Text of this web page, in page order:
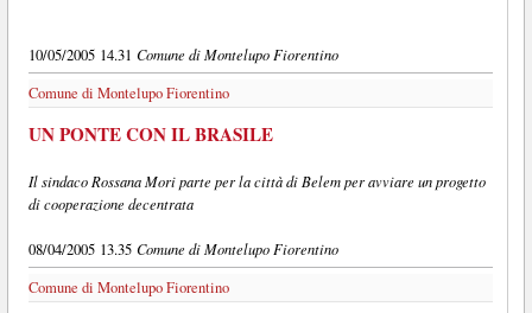
10/05/2005 14.31 Comune di Montelupo Fiorentino
Comune di Montelupo Fiorentino
UN PONTE CON IL BRASILE
Il sindaco Rossana Mori parte per la città di Belem per avviare un progetto
di cooperazione decentrata
08/04/2005 13.35 Comune di Montelupo Fiorentino
Comune di Montelupo Fiorentino